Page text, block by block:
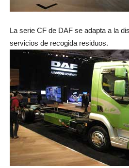
La serie CF de DAF se adapta a la
servicios de recogida residuos.